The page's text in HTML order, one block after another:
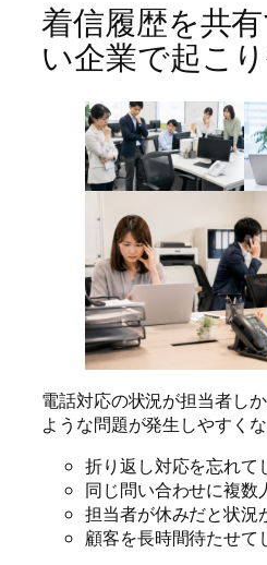
着信履歴を共
い企業で起こ
電話対応の状況が担当者し
ような問題が発生しやすくな
折り返し対応を忘れて
同じ問い合わせに複数
担当者が休みだと状況
顧客を長時間待たせて